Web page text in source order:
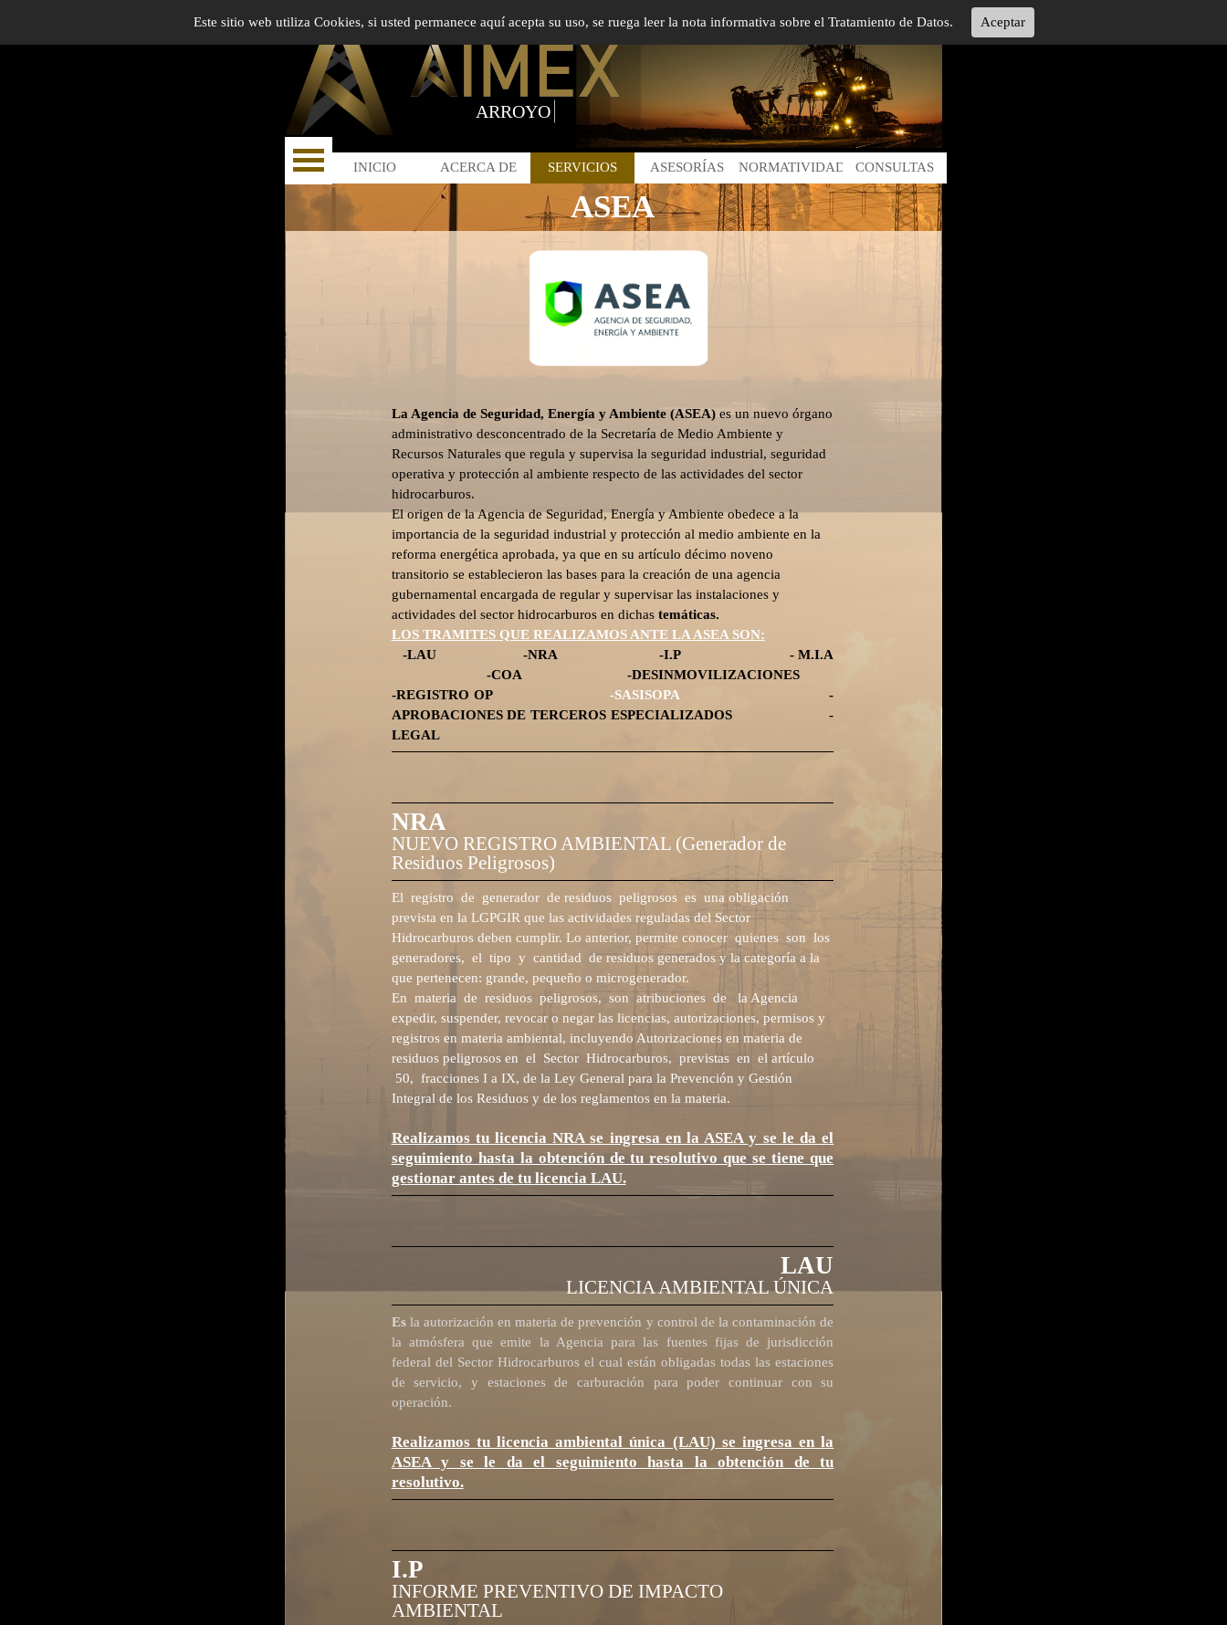
Este sitio web utiliza Cookies, si usted permanece aquí acepta su uso, se ruega leer la nota informativa sobre el Tratamiento de Datos. Aceptar
OYO INGE
INICIO ACERCA DE SERVICIOS ASESORÍAS NORMATIVIDAD CONSULTAS
ASEA
La Agencia de Seguridad, Energía y Ambiente (ASEA)es un nuevo órgano
administrativo desconcentrado de la Secretaría de Medio Ambiente y
Recursos Naturales que regula y supervisa la seguridad industrial, seguridad
operativa y protección al ambiente respecto de las actividades del sector
hidrocarburos.
El origen de la Agencia de Seguridad, Energía y Ambiente obedece a la
importancia de la seguridad industrial y protección al medio ambiente en la
reforma energética aprobada, ya que en su artículo décimo noveno
transitorio se establecieron las bases para la creación de una agencia
gubernamental encargada de regular y supervisar las instalaciones y
actividades del sector hidrocarburos en dichas temáticas.
LOS TRAMITES QUE REALIZAMOS ANTE LA ASEA SON:
-LAU
-NRA -I.P - M.I.A
-COA -DESINMOVILIZACIONES
-REGISTRO OP-SASISOPA
-
APROBACIONES DE TERCEROS ESPECIALIZADOS -
LEGAL
NRA
NUEVO REGISTRO AMBIENTAL (Generador de
Residuos Peligrosos)
El registro de generador de residuos peligrosos es una obligación
prevista en la LGPGIR que las actividades reguladas del Sector
Hidrocarburos deben cumplir. Lo anterior, permite conocer quienes son los
generadores, el tipo y cantidad de residuos generados y la categoría a la
que pertenecen: grande, pequeño o microgenerador.
En materia de residuos peligrosos, son atribuciones de la Agencia
expedir, suspender, revocar o negar las licencias, autorizaciones, permisos y
registros en materia ambiental, incluyendo Autorizaciones en materia de
residuos peligrosos en el Sector Hidrocarburos, previstas en el artículo
50, fracciones I a IX, de la Ley General para la Prevención y Gestión
Integral de los Residuos y de los reglamentos en la materia.
Realizamos tu licencia NRA se ingresa en la ASEA y se le da el
seguimiento hasta la obtención de tu resolutivo que se tiene que
gestionar antes de tu licencia LAU.
LAU
LICENCIA AMBIENTAL ÚNICA
Es la autorización en materia de prevención y control de la contaminación de
la atmósfera que emite la Agencia para las fuentes fijas de jurisdicción
federal del Sector Hidrocarburos el cual están obligadas todas las estaciones
de servicio, y estaciones de carburación para poder continuar con su
operación.
Realizamos tu licencia ambiental única (LAU) se ingresa en la
ASEA y se le da el seguimiento hasta la obtención de tu
resolutivo.
I.P
INFORME PREVENTIVO DE IMPACTO
AMBIENTAL